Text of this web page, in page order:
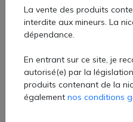
Parfaitement compatible
atomiseurs reconstructibles
format 810, vous allez adorer
Drip tip 810 Senor Drip
10 coloris.
La vente des produits
interdite aux mineurs. La
dépendance.
En entrant sur ce site, je
autorisé(e) par la
produits contenant de la
également nos conditions